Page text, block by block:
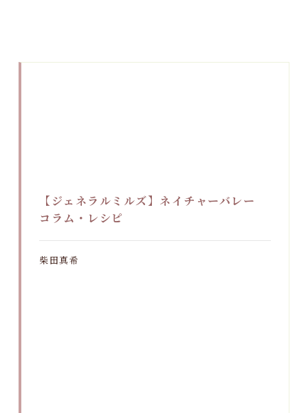
【ジェネラルミルズ】ネイチャーバレー
コラム・レシピ
柴田真希